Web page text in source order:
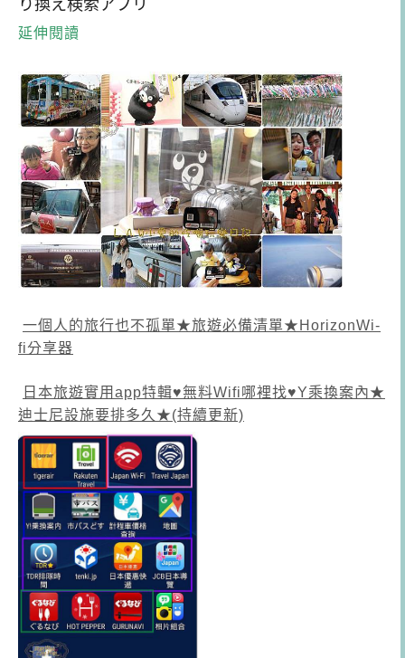
延伸閱讀
一個人的旅行也不孤單★旅遊必備清單★HorizonWi-
fi分享器
日本旅遊實用app特輯♥無料Wifi哪裡找♥Y乘換案內★
迪士尼設施要排多久★(持續更新)